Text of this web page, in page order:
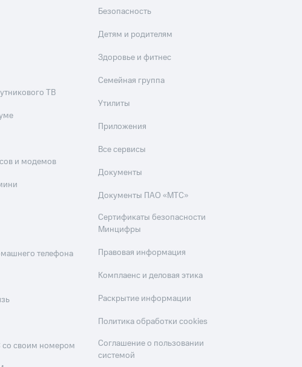
ТВ
и модемов
телефона
со своим номером
Безопасность
Детям и родителям
Здоровье и фитнес
Семейная группа
Утилиты
Приложения
Все сервисы
Документы
Документы ПАО «МТС»
Сертификаты безопасности
Минцифры
Правовая информация
Комплаенс и деловая этика
Раскрытие информации
Политика обработки cookies
Соглашение о пользовании
системой